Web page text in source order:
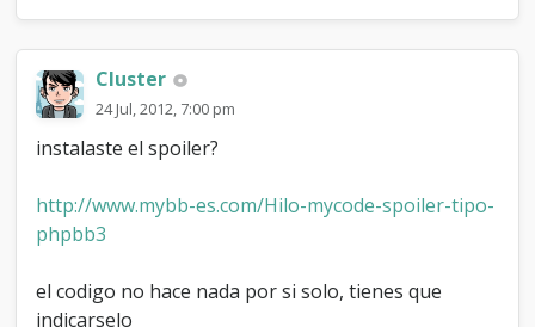
Cluster
24 Jul, 2012, 7:00 pm
instalaste el spoiler?
http://www.mybb-es.com/Hilo-mycode-spoiler-tipo-
phpbb3
el codigo no hace nada por si solo, tienes que
indicarselo